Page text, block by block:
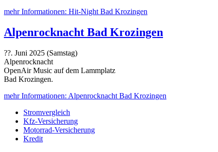
mehr Informationen: Hit-Night Bad Krozingen
Alpenrocknacht Bad Krozingen
??. Juni 2025 (Samstag)
Alpenrocknacht
OpenAir Music auf dem Lammplatz
Bad Krozingen.
mehr Informationen: Alpenrocknacht Bad Krozingen
Stromvergleich
Kfz-Versicherung
Motorrad-Versicherung
Kredit